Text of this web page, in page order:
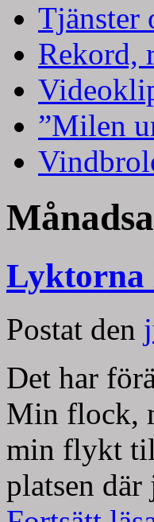
Tjänster
Rekord,
”Milen
Lyktorna
Postat den
Det har
Min flock,
min flykt
platsen